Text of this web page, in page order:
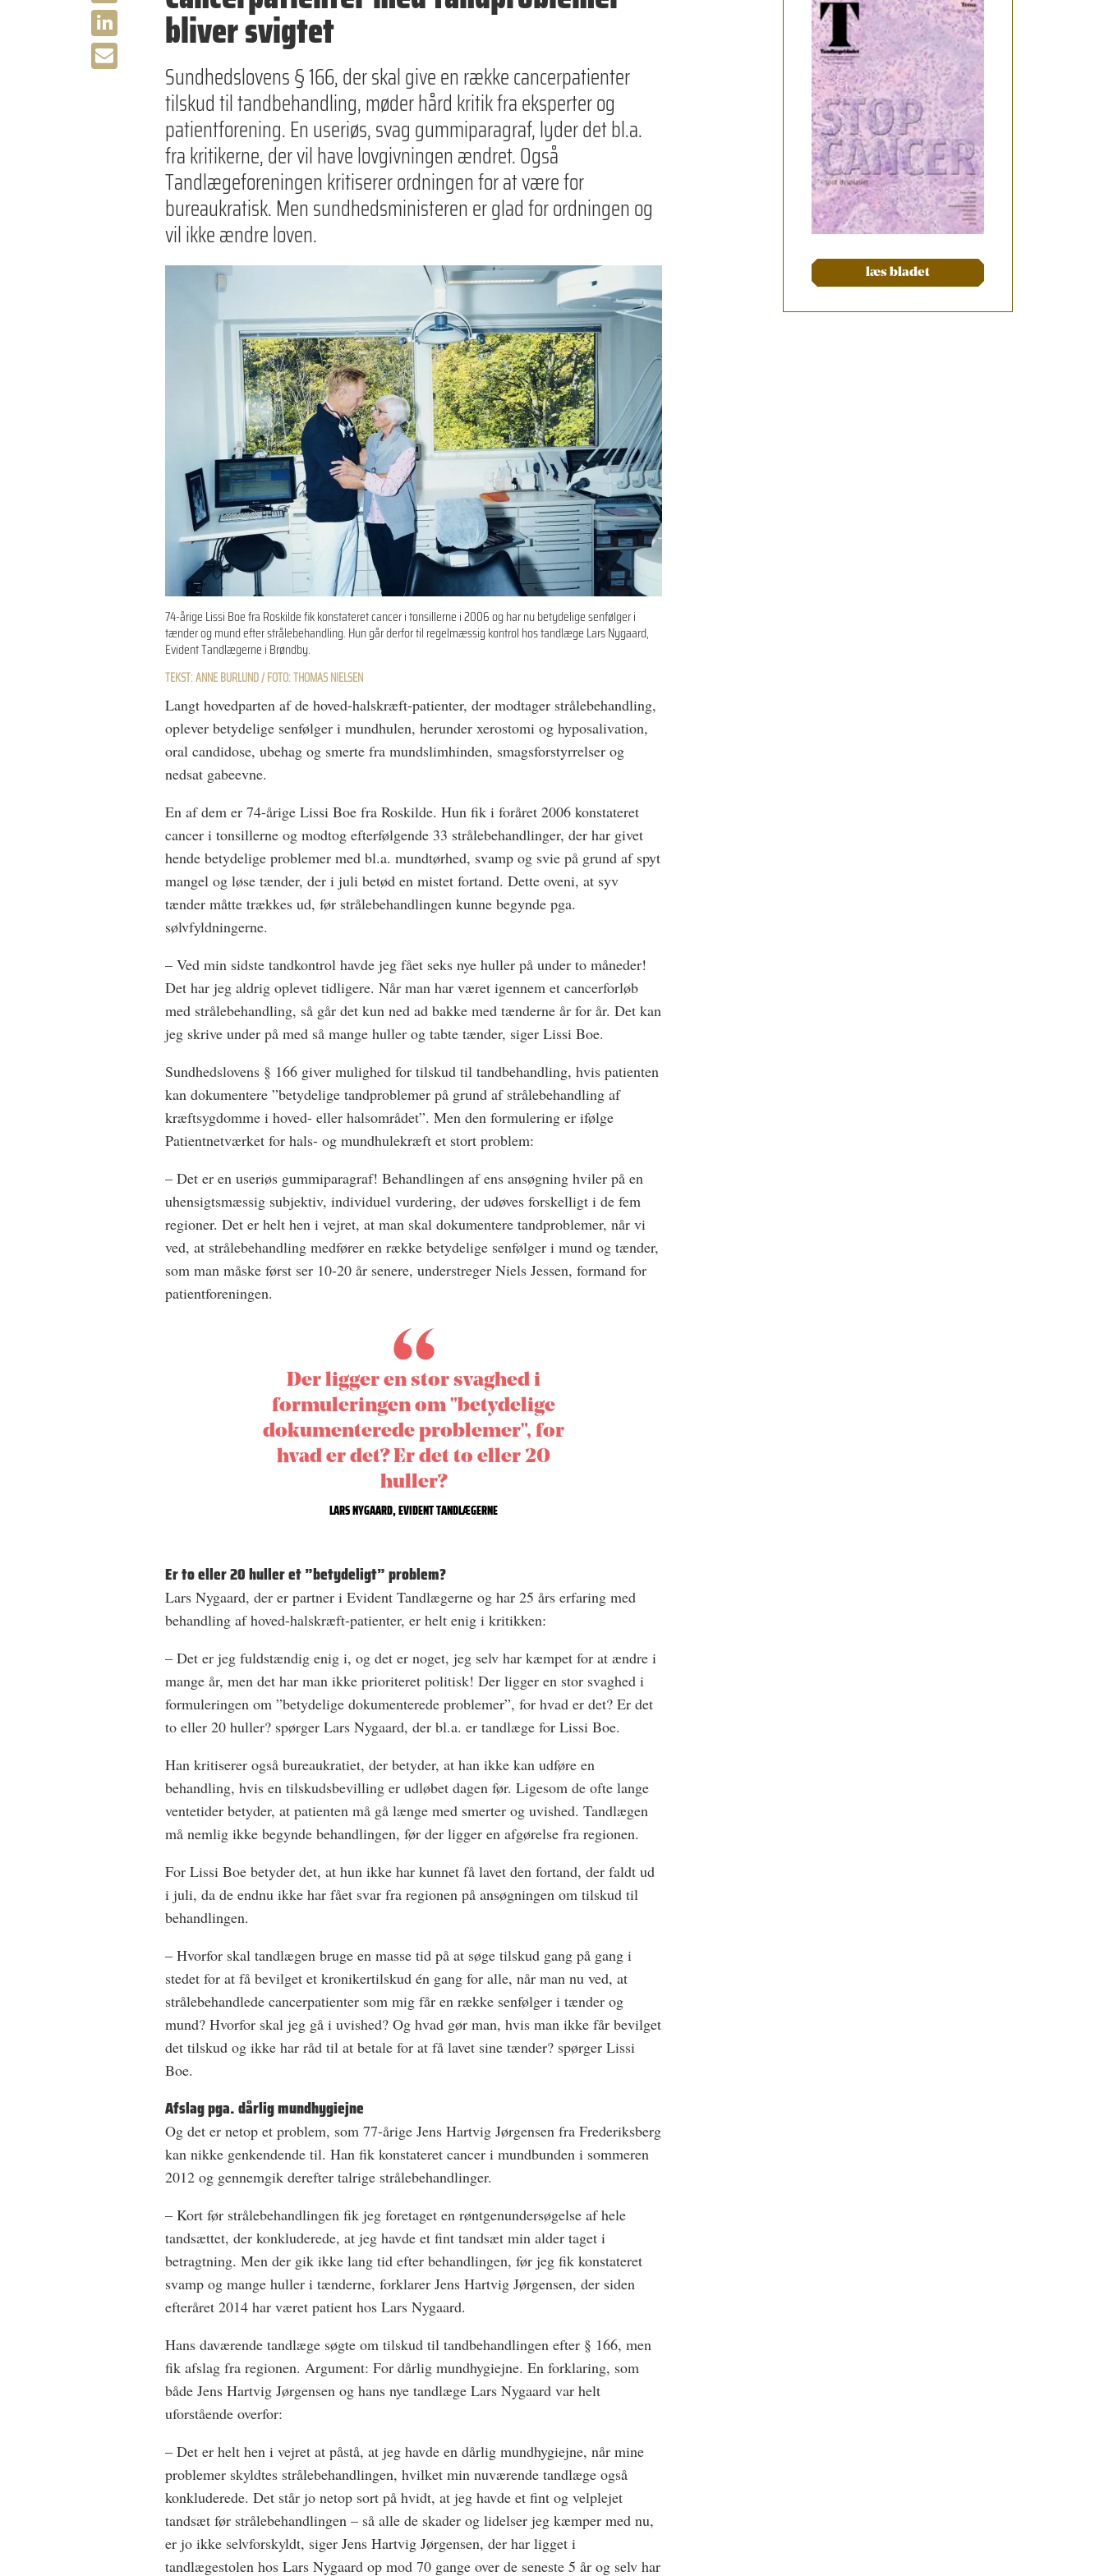
bliver svigtet
Sundhedslovens § 166, der skal give en række cancerpatienter
tilskud til tandbehandling, møder hård kritik fra eksperter og
patientforening. En useriøs, svag gummiparagraf, lyder det bl.a.
fra kritikerne, der vil have lovgivningen ændret. Også
Tandlægeforeningen kritiserer ordningen for at være for
bureaukratisk. Men sundhedsministeren er glad for ordningen og
vil ikke ændre loven.
74-årige Lissi Boe fra Roskilde fik konstateret cancer i tonsillerne i 2006 og har nu betydelige senfølger i
tænder og mund efter strålebehandling. Hun går derfor til regelmæssig kontrol hos tandlæge Lars Nygaard,
Evident Tandlægerne i Brøndby.
TEKST: ANNE BURLUND / FOTO: THOMAS NIELSEN
Langt hovedparten af de hoved-halskræft-patienter, der modtager strålebehandling,
oplever betydelige senfølger i mundhulen, herunder xerostomi og hyposalivation,
oral candidose, ubehag og smerte fra mundslimhinden, smagsforstyrrelser og
nedsat gabeevne.
En af dem er 74-årige Lissi Boe fra Roskilde. Hun fik i foråret 2006 konstateret
cancer i tonsillerne og modtog efterfølgende 33 strålebehandlinger, der har givet
hende betydelige problemer med bl.a. mundtørhed, svamp og svie på grund af spyt
mangel og løse tænder, der i juli betød en mistet fortand. Dette oveni, at syv
tænder måtte trækkes ud, før strålebehandlingen kunne begynde pga.
sølvfyldningerne.
– Ved min sidste tandkontrol havde jeg fået seks nye huller på under to måneder!
Det har jeg aldrig oplevet tidligere. Når man har været igennem et cancerforløb
med strålebehandling, så går det kun ned ad bakke med tænderne år for år. Det kan
jeg skrive under på med så mange huller og tabte tænder, siger Lissi Boe.
Sundhedslovens § 166 giver mulighed for tilskud til tandbehandling, hvis patienten
kan dokumentere ”betydelige tandproblemer på grund af strålebehandling af
kræftsygdomme i hoved- eller halsområdet”. Men den formulering er ifølge
Patientnetværket for hals- og mundhulekræft et stort problem:
– Det er en useriøs gummiparagraf! Behandlingen af ens ansøgning hviler på en
uhensigtsmæssig subjektiv, individuel vurdering, der udøves forskelligt i de fem
regioner. Det er helt hen i vejret, at man skal dokumentere tandproblemer, når vi
ved, at strålebehandling medfører en række betydelige senfølger i mund og tænder,
som man måske først ser 10-20 år senere, understreger Niels Jessen, formand for
patientforeningen.
Der ligger en stor svaghed i
formuleringen om "betydelige
dokumenterede problemer", for
hvad er det? Er det to eller 20
huller?
LARS NYGAARD, EVIDENT TANDLÆGERNE
Er to eller 20 huller et ”betydeligt” problem?
Lars Nygaard, der er partner i Evident Tandlægerne og har 25 års erfaring med
behandling af hoved-halskræft-patienter, er helt enig i kritikken:
– Det er jeg fuldstændig enig i, og det er noget, jeg selv har kæmpet for at ændre i
mange år, men det har man ikke prioriteret politisk! Der ligger en stor svaghed i
formuleringen om ”betydelige dokumenterede problemer”, for hvad er det? Er det
to eller 20 huller? spørger Lars Nygaard, der bl.a. er tandlæge for Lissi Boe.
Han kritiserer også bureaukratiet, der betyder, at han ikke kan udføre en
behandling, hvis en tilskudsbevilling er udløbet dagen før. Ligesom de ofte lange
ventetider betyder, at patienten må gå længe med smerter og uvished. Tandlægen
må nemlig ikke begynde behandlingen, før der ligger en afgørelse fra regionen.
For Lissi Boe betyder det, at hun ikke har kunnet få lavet den fortand, der faldt ud
i juli, da de endnu ikke har fået svar fra regionen på ansøgningen om tilskud til
behandlingen.
– Hvorfor skal tandlægen bruge en masse tid på at søge tilskud gang på gang i
stedet for at få bevilget et kronikertilskud én gang for alle, når man nu ved, at
strålebehandlede cancerpatienter som mig får en række senfølger i tænder og
mund? Hvorfor skal jeg gå i uvished? Og hvad gør man, hvis man ikke får bevilget
det tilskud og ikke har råd til at betale for at få lavet sine tænder? spørger Lissi
Boe.
Afslag pga. dårlig mundhygiejne
Og det er netop et problem, som 77-årige Jens Hartvig Jørgensen fra Frederiksberg
kan nikke genkendende til. Han fik konstateret cancer i mundbunden i sommeren
2012 og gennemgik derefter talrige strålebehandlinger.
– Kort før strålebehandlingen fik jeg foretaget en røntgenundersøgelse af hele
tandsættet, der konkluderede, at jeg havde et fint tandsæt min alder taget i
betragtning. Men der gik ikke lang tid efter behandlingen, før jeg fik konstateret
svamp og mange huller i tænderne, forklarer Jens Hartvig Jørgensen, der siden
efteråret 2014 har været patient hos Lars Nygaard.
Hans daværende tandlæge søgte om tilskud til tandbehandlingen efter § 166, men
fik afslag fra regionen. Argument: For dårlig mundhygiejne. En forklaring, som
både Jens Hartvig Jørgensen og hans nye tandlæge Lars Nygaard var helt
uforstående overfor:
– Det er helt hen i vejret at påstå, at jeg havde en dårlig mundhygiejne, når mine
problemer skyldtes strålebehandlingen, hvilket min nuværende tandlæge også
konkluderede. Det står jo netop sort på hvidt, at jeg havde et fint og velplejet
tandsæt før strålebehandlingen – så alle de skader og lidelser jeg kæmper med nu,
er jo ikke selvforskyldt, siger Jens Hartvig Jørgensen, der har ligget i
tandlægestolen hos Lars Nygaard op mod 70 gange over de seneste 5 år og selv har
læs bladet